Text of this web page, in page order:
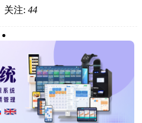
关注: 44